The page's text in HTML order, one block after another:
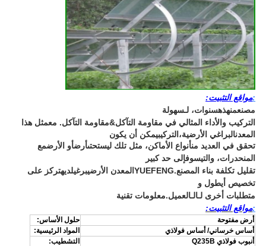
:مواقع التثبيت:
مصنعمنهذهسنوات، لـسهولة
التركيب والأداء المثالي في مقاومة التآكل&مقاومة التآكل. معمثل هذا
المعدنالبراغي الأرضية، التركيبيمكن أن يكون
تحقق في العديد منأنواع الأماكن، مثل تلك ليستحتىأرضأو الأرضمع
المنحدرات، والتيسوفإلى حد كبير
تقليل تكلفة بناء المصنع.YUEFENGالمعدن الأرضيبرغيلديهتركز على
تخصيص أيطول و
متطلبات أخرى لـالـالعميل.معلومات تقنية
:مواقع التثبيت:
أرض مفتوحة
حلول الأساس:
أساس خرساني/ أساس فولاذي
المواد الرئيسية:
أنبوب فولاذي Q235B
التشطيب: